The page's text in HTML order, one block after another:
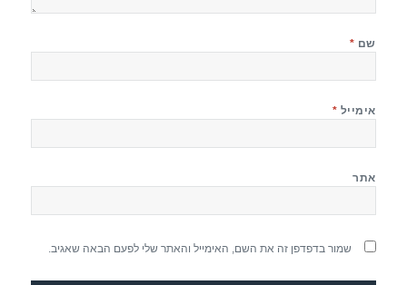
שם *
אימייל *
אתר
שמור בדפדפן זה את השם, האימייל והאתר שלי לפעם הבאה שאגיב.